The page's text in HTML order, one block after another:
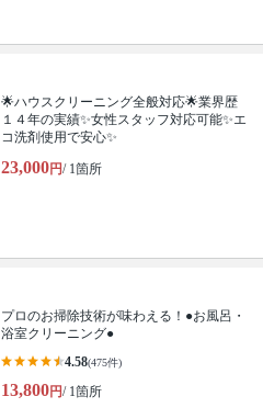
🌟ハウスクリーニング全般対応🌟業界歴
１４年の実績✨女性スタッフ対応可能✨エ
コ洗剤使用で安心✨
23,000円/ 1箇所
プロのお掃除技術が味わえる！●お風呂・
浴室クリーニング●
4.58(475件)
13,800円/ 1箇所